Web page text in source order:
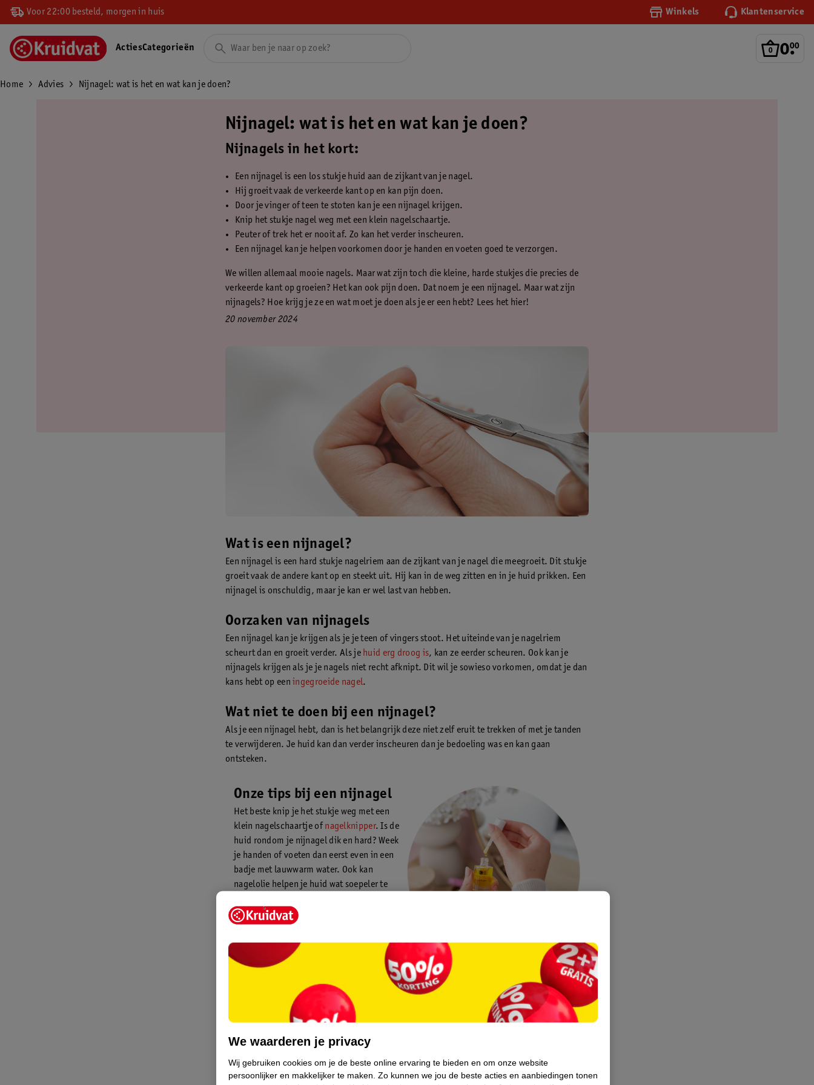
Voor 22:00 besteld, morgen in huis Winkels Klantenservice
0.
00
ActiesCategorieën
Home Advies Nijnagel: wat is het en wat kan je doen?
Nijnagel: wat is het en wat kan je doen?
Nijnagels in het kort:
Een nijnagel is een los stukje huid aan de zijkant van je nagel.
Hij groeit vaak de verkeerde kant op en kan pijn doen.
Door je vinger of teen te stoten kan je een nijnagel krijgen.
Knip het stukje nagel weg met een klein nagelschaartje.
Peuter of trek het er nooit af. Zo kan het verder inscheuren.
Een nijnagel kan je helpen voorkomen door je handen en voeten goed te verzorgen.
We willen allemaal mooie nagels. Maar wat zijn toch die kleine, harde stukjes die precies de
verkeerde kant op groeien? Het kan ook pijn doen. Dat noem je een nijnagel. Maar wat zijn
nijnagels? Hoe krijg je ze en wat moet je doen als je er een hebt? Lees het hier!
20 november 2024
Wat is een nijnagel?
Een nijnagel is een hard stukje nagelriem aan de zijkant van je nagel die meegroeit. Dit stukje
groeit vaak de andere kant op en steekt uit. Hij kan in de weg zitten en in je huid prikken. Een
nijnagel is onschuldig, maar je kan er wel last van hebben.
Oorzaken van nijnagels
Een nijnagel kan je krijgen als je je teen of vingers stoot. Het uiteinde van je nagelriem
scheurt dan en groeit verder. Als je huid erg droog is, kan ze eerder scheuren. Ook kan je
nijnagels krijgen als je je nagels niet recht afknipt. Dit wil je sowieso vorkomen, omdat je dan
kans hebt op eeningegroeide nagel.
Wat niet te doen bij een nijnagel?
Als je een nijnagel hebt, dan is het belangrijk deze niet zelf eruit te trekken of met je tanden
te verwijderen. Je huid kan dan verder inscheuren dan je bedoeling was en kan gaan
ontsteken.
Onze tips bij een nijnagel
Het beste knip je het stukje weg met een
klein nagelschaartje of nagelknipper. Is de
huid rondom je nijnagel dik en hard? Week
je handen of voeten dan eerst even in een
badje met lauwwarm water. Ook kan
nagelolie helpen je huid wat soepeler te
Is de huid rondom je nijnagel geïrriteerd? Houd je nagel dan goed schoon. Je kunt ook een
pedicure of manicure nemen bij een nagelspecialist.
We waarderen je privacy
Wij gebruiken cookies om je de beste online ervaring te bieden en om onze website
persoonlijker en makkelijker te maken. Zo kunnen we jou de beste acties en aanbiedingen tonen